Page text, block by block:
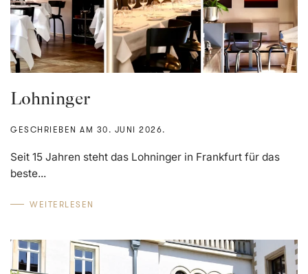
Lohninger
GESCHRIEBEN AM 30. JUNI 2026.
Seit 15 Jahren steht das Lohninger in Frankfurt für das
beste...
WEITERLESEN